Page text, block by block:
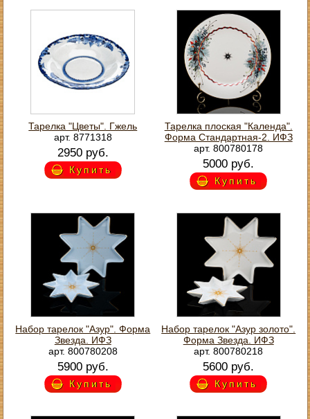
Тарелка "Цветы". Гжель
арт. 8771318
2950 руб.
Купить
Тарелка плоская "Календа".
Форма Стандартная-2. ИФЗ
арт. 800780178
5000 руб.
Купить
Набор тарелок "Азур". Форма
Звезда. ИФЗ
арт. 800780208
5900 руб.
Купить
Набор тарелок "Азур золото".
Форма Звезда. ИФЗ
арт. 800780218
5600 руб.
Купить